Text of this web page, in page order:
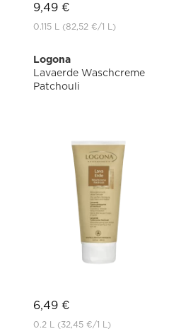
9,49 €
0.115 L (82,52 €/1 L)
Logona
Lavaerde Waschcreme
Patchouli
6,49 €
0.2 L (32,45 €/1 L)